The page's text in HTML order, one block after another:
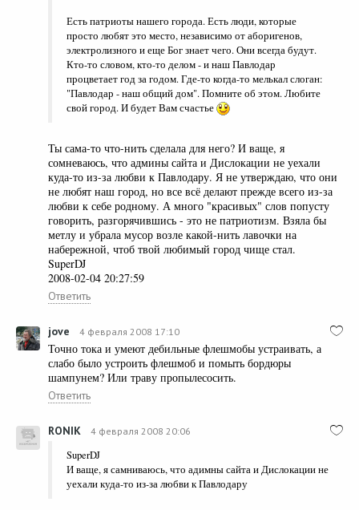
Есть патриоты нашего города. Есть люди, которые
просто любят это место, независимо от аборигенов,
электролизного и еще Бог знает чего. Они всегда будут.
Кто-то словом, кто-то делом - и наш Павлодар
процветает год за годом. Где-то когда-то мелькал слоган:
"Павлодар - наш общий дом". Помните об этом. Любите
свой город. И будет Вам счастье
Ты сама-то что-нить сделала для него? И ваще, я
сомневаюсь, что админы сайта и Дислокации не уехали
куда-то из-за любви к Павлодару. Я не утверждаю, что они
не любят наш город, но все всё делают прежде всего из-за
любви к себе родному. А много "красивых" слов попусту
говорить, разгорячившись - это не патриотизм. Взяла бы
метлу и убрала мусор возле какой-нить лавочки на
набережной, чтоб твой любимый город чище стал.
SuperDJ
2008-02-04 20:27:59
Ответить
jove 4 февраля 2008 17:10
Точно тока и умеют дебильные флешмобы устраивать, а
слабо было устроить флешмоб и помыть бордюры
шампунем? Или траву пропылесосить.
Ответить
RONIK 4 февраля 2008 20:06
SuperDJ
И ваще, я самниваюсь, что адимны сайта и Дислокации не
уехали куда-то из-за любви к Павлодару